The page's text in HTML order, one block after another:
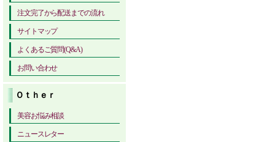
注文完了から配送までの流れ
サイトマップ
よくあるご質問(Q&A)
お問い合わせ
Ｏｔｈｅｒ
美容お悩み相談
ニュースレター